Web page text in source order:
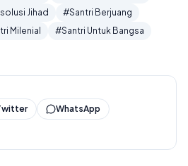
Jihad
#Santri Berjuang
Milenial
#Santri Untuk Bangsa
WhatsApp